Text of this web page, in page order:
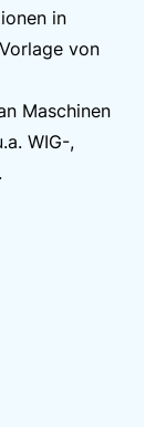
in
von
Maschinen
WIG-,